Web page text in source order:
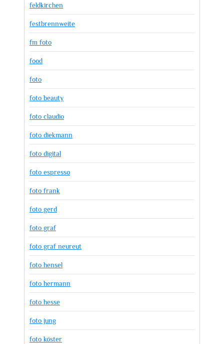
feldkirchen
festbrennweite
fm foto
food
foto
foto beauty
foto claudio
foto diekmann
foto digital
foto espresso
foto frank
foto gerd
foto graf
foto graf neureut
foto hensel
foto hermann
foto hesse
foto jung
foto köster